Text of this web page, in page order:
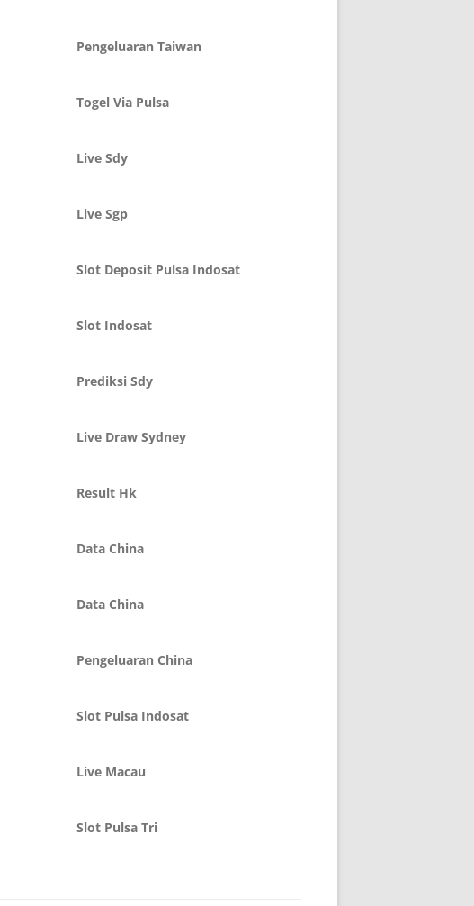
Pengeluaran Taiwan
Togel Via Pulsa
Live Sdy
Live Sgp
Slot Deposit Pulsa Indosat
Slot Indosat
Prediksi Sdy
Live Draw Sydney
Result Hk
Data China
Data China
Pengeluaran China
Slot Pulsa Indosat
Live Macau
Slot Pulsa Tri